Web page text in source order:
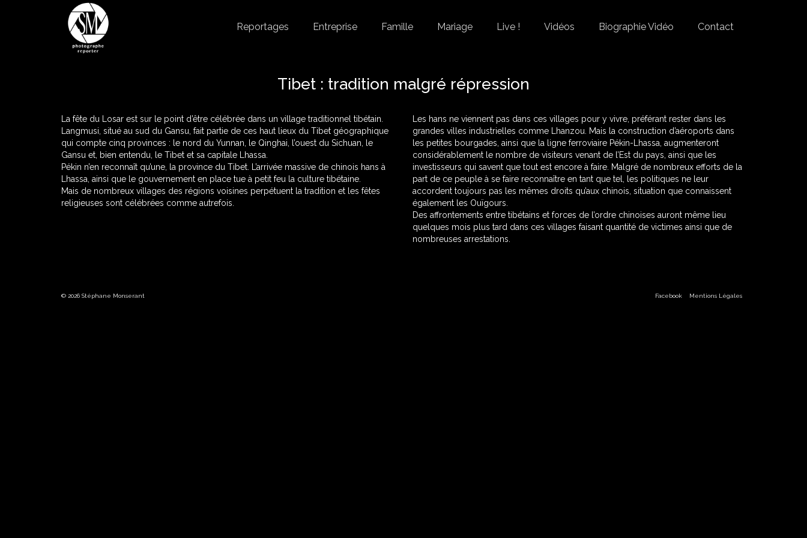
Reportages Entreprise Famille Mariage Live ! Vidéos Biographie Vidéo Contact
Tibet : tradition malgré répression
La fête du Losar est sur le point d’être célébrée dans un village traditionnel tibétain.
Langmusi, situé au sud du Gansu, fait partie de ces haut lieux du Tibet géographique
qui compte cinq provinces : le nord du Yunnan, le Qinghai, l’ouest du Sichuan, le
Gansu et, bien entendu, le Tibet et sa capitale Lhassa.
Pékin n’en reconnaît qu’une, la province du Tibet. L’arrivée massive de chinois hans à
Lhassa, ainsi que le gouvernement en place tue à petit feu la culture tibétaine.
Mais de nombreux villages des régions voisines perpétuent la tradition et les fêtes
religieuses sont célébrées comme autrefois.
Les hans ne viennent pas dans ces villages pour y vivre, préférant rester dans les
grandes villes industrielles comme Lhanzou. Mais la construction d’aéroports dans
les petites bourgades, ainsi que la ligne ferroviaire Pékin-Lhassa, augmenteront
considérablement le nombre de visiteurs venant de l’Est du pays, ainsi que les
investisseurs qui savent que tout est encore à faire. Malgré de nombreux efforts de la
part de ce peuple à se faire reconnaître en tant que tel, les politiques ne leur
accordent toujours pas les mêmes droits qu’aux chinois, situation que connaissent
également les Ouïgours.
Des affrontements entre tibétains et forces de l’ordre chinoises auront même lieu
quelques mois plus tard dans ces villages faisant quantité de victimes ainsi que de
nombreuses arrestations.
Facebook Mentions Légales
© 2026 Stéphane Monserant